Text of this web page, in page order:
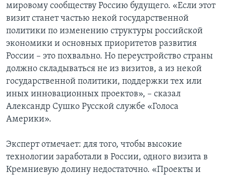
Языки
мировому сообществу Россию будущего. «Если этот
визит станет частью некой государственной
политики по изменению структуры российской
экономики и основных приоритетов развития
России – это похвально. Но переустройство страны
должно складываться не из визитов, а из некой
государственной политики, поддержки тех или
иных инновационных проектов», – сказал
Александр Сушко Русской службе «Голоса
Америки».
Эксперт отмечает: для того, чтобы высокие
технологии заработали в России, одного визита в
Кремниевую долину недостаточно. «Проекты и